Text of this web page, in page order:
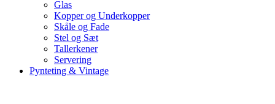
Glas
Kopper og Underkopper
Skåle og Fade
Stel og Sæt
Tallerkener
Servering
Pynteting & Vintage